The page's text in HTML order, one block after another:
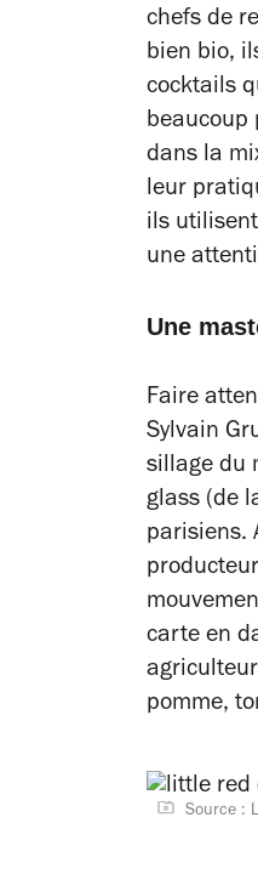
chefs de
bien bio,
cocktails
beaucoup
dans la
leur
ils
une
Une
Faire
Sylvain
sillage du
glass (de
parisiens.
carte en
pomme,
Source :